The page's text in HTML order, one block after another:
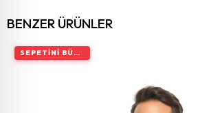
BENZER ÜRÜNLER
SEPETINI BÜYÜT, İNDIRIMI ARTIR